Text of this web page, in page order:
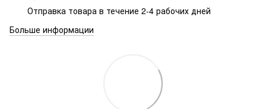
Отправка товара в течение 2-4 рабочих дней
Больше информации